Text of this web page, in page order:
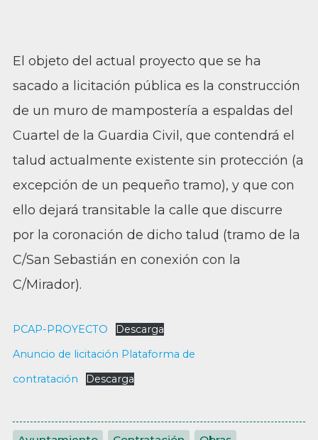
El objeto del actual proyecto que se ha
sacado a licitación pública es la construcción
de un muro de mampostería a espaldas del
Cuartel de la Guardia Civil, que contendrá el
talud actualmente existente sin protección (a
excepción de un pequeño tramo), y que con
ello dejará transitable la calle que discurre
por la coronación de dicho talud (tramo de la
C/San Sebastián en conexión con la
C/Mirador).
PCAP-PROYECTO
Descarga
Anuncio de licitación Plataforma de
contratación
Descarga